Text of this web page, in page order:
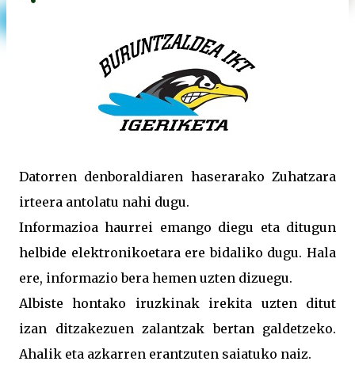
Datorren denboraldiaren haserarako Zuhatzara
irteera antolatu nahi dugu.
Informazioa haurrei emango diegu eta ditugun
helbide elektronikoetara ere bidaliko dugu. Hala
ere, informazio bera hemen uzten dizuegu.
Albiste hontako iruzkinak irekita uzten ditut
izan ditzakezuen zalantzak bertan galdetzeko.
Ahalik eta azkarren erantzuten saiatuko naiz.